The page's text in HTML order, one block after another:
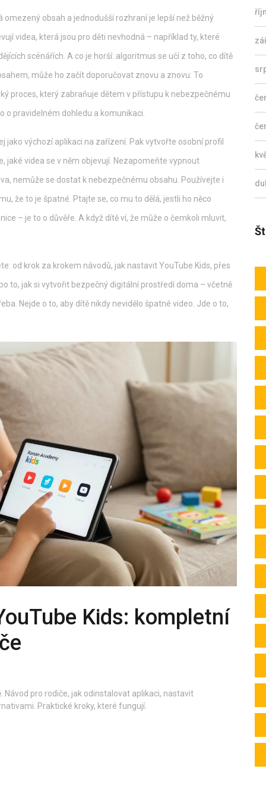
omezený obsah a jednodušší rozhraní je lepší než běžný
videa, která jsou pro děti nevhodná – například ty, které
scénářích. A co je horší: algoritmus se učí z toho, co dítě
může ho začít doporučovat znovu a znovu. To
proces, který zabraňuje dětem v přístupu k nebezpečnému
o pravidelném dohledu a komunikaci.
jako výchozí aplikaci na zařízení. Pak vytvořte osobní profil
jaké videa se v něm objevují. Nezapomeňte vypnout
nemůže se dostat k nebezpečnému obsahu. Používejte i
že to je špatné. Ptajte se, co mu to dělá, jestli ho něco
– je to o důvěře. A když dítě ví, že může o čemkoli mluvit,
od krok za krokem návodů, jak nastavit YouTube Kids, přes
to, jak si vytvořit bezpečný digitální prostředí doma – včetně
Nejde o to, aby dítě nikdy nevidělo špatné video. Jde o to,
Kids: kompletní
Návod pro rodiče, jak odinstalovat aplikaci, nastavit
Praktické kroky, které fungují.